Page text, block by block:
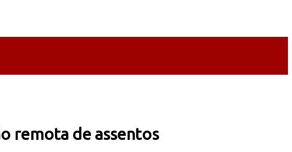
remota de assentos